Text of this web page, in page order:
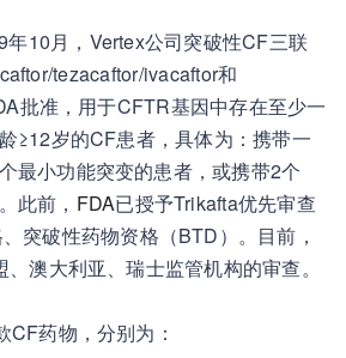
10月，Vertex公司突破性CF三联
tezacaftor/ivacaftor和
批准，用于CFTR基因中存在至少一
≥12岁的CF患者，具体为：携带一
最小功能突变的患者，或携带2个
此前， FDA已授予Trikafta优先审查
突破性药物资格（BTD）。目前，
澳大利亚、瑞士监管机构的审查。
药物，分别为：